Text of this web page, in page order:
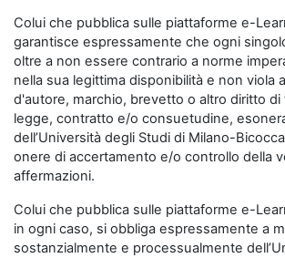
Colui che pubblica sulle piattaforme e-
garantisce espressamente che ogni
oltre a non essere contrario a norme
nella sua legittima disponibilità e non viola
d'autore, marchio, brevetto o altro diritto
legge, contratto e/o consuetudine,
dell’Università degli Studi di Milano-
onere di accertamento e/o controllo della
affermazioni.
Colui che pubblica sulle piattaforme e-
in ogni caso, si obbliga espressamente a
sostanzialmente e processualmente